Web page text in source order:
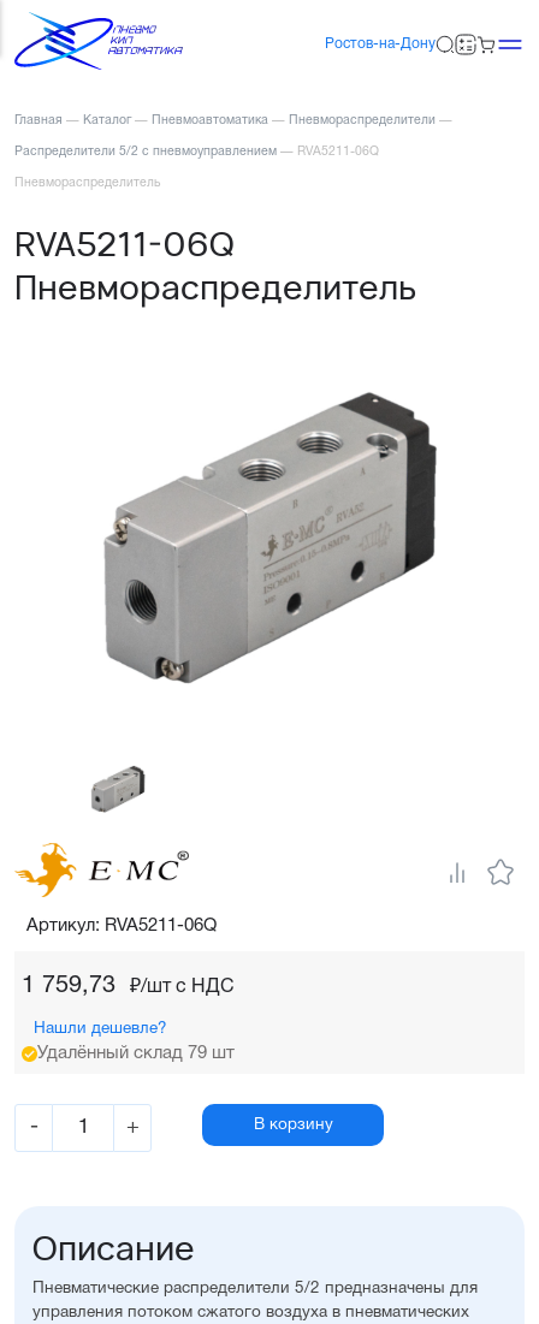
Ростов-на-Дону
Главная — Каталог — Пневмоавтоматика — Пневмораспределители —
Распределители 5/2 с пневмоуправлением — RVA5211-06Q
Пневмораспределитель
RVA5211-06Q
Пневмораспределитель
1 759,73 ₽/шт c НДС
Нашли дешевле?
Удалённый склад 79 шт
- + В корзину
Артикул: RVA5211-06Q
Описание
Пневматические распределители 5/2 предназначены для
управления потоком сжатого воздуха в пневматических